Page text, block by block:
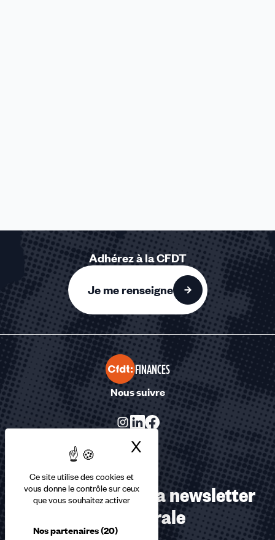
Ce site utilise des cookies et
vous donne le contrôle sur ceux
que vous souhaitez activer
Nos partenaires(20)
X Masquer le
Adhérez à la CFDT
Je me renseigne
FINANCES
Nous suivre
Abonnez-vous à la newsletter
confédérale